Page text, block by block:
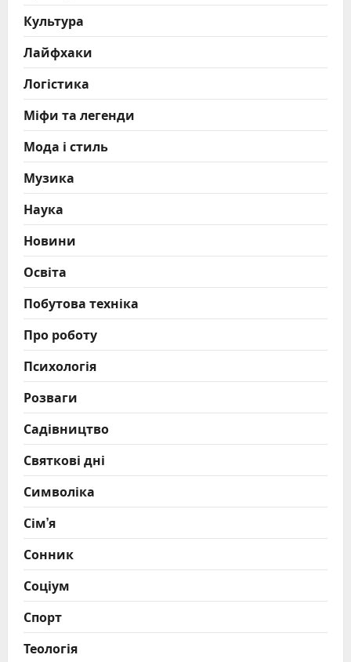
Культура
Лайфхаки
Логістика
Міфи та легенди
Мода і стиль
Музика
Наука
Новини
Освіта
Побутова техніка
Про роботу
Психологія
Розваги
Садівництво
Святкові дні
Символіка
Сім’я
Сонник
Соціум
Спорт
Теологія